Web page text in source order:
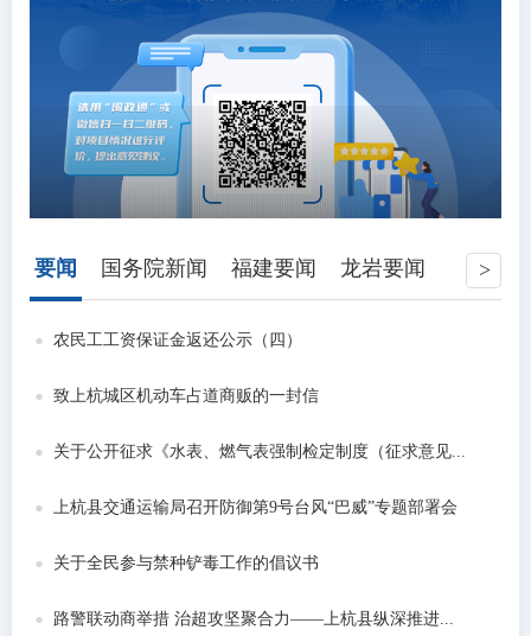
要闻 国务院新闻 福建要闻 龙岩要闻
农民工工资保证金返还公示（四）
致上杭城区机动车占道商贩的一封信
关于公开征求《水表、燃气表强制检定制度（征求意见...
上杭县交通运输局召开防御第9号台风“巴威”专题部署会
关于全民参与禁种铲毒工作的倡议书
路警联动商举措 治超攻坚聚合力——上杭县纵深推进...